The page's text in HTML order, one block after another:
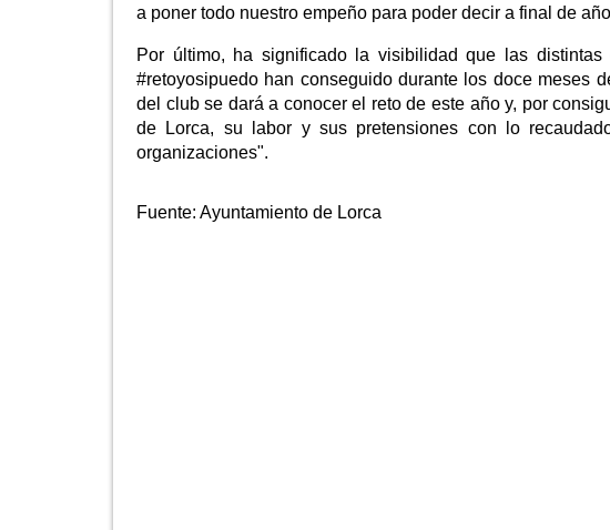
a poner todo nuestro empeño para poder decir a final de
Por último, ha significado la visibilidad que las
#retoyosipuedo han conseguido durante los doce meses
del club se dará a conocer el reto de este año y, por
de Lorca, su labor y sus pretensiones con lo
organizaciones".
Fuente: Ayuntamiento de Lorca